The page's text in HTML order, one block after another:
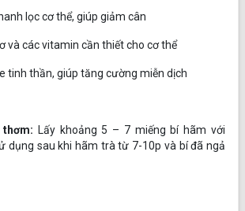
lọc cơ thể, giúp giảm cân
và các vitamin cần thiết cho cơ thể
tinh thần, giúp tăng cường miễn dịch
Lấy khoảng 5 – 7 miếng bí hãm với
dụng sau khi hãm trà từ 7-10p và bí đã ngả